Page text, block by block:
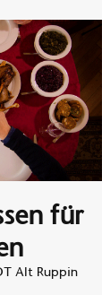
für
Alt Ruppin